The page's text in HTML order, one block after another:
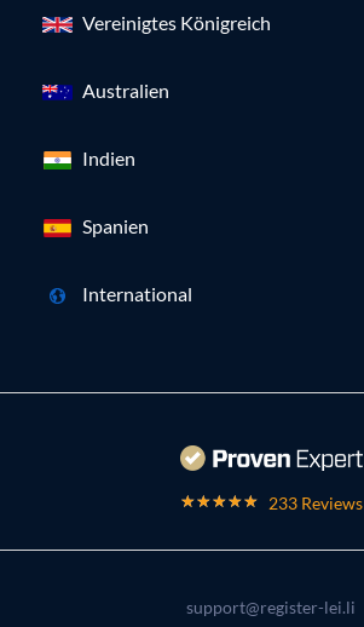
Vereinigtes Königreich
Australien
Indien
Spanien
International
233 Reviews
support@register-lei.li